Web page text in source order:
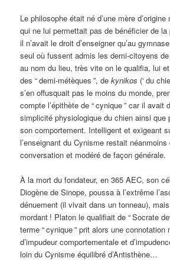
Le philosophe était né d’une mère
qui ne lui permettait pas de bénéficier de
il n’avait le droit d’enseigner qu’au
seul où fussent admis les demi-citoyens
au nom du lieu, très vite on le qualifia, lui
des “demi-métèques ”, dekynikos (‘ du
s’en offusquait pas le moins du monde,
compte l’épithète de “cynique” car il avait
simplicité physiologique du chien ainsi que
son comportement. Intelligent et exigeant
l’enseignant du Cynisme restait
conversation et modéré de façon générale.
À la mort du fondateur, en 365 AEC, son
Diogène de Sinope, poussa à l’extrême
dénuement (il vivait dans un tonneau),
mordant ! Platon le qualifiait de “Socrate
terme “cynique” prit alors une connotation
d’impudeur comportementale et
loin du Cynisme équilibré d’Antisthène…